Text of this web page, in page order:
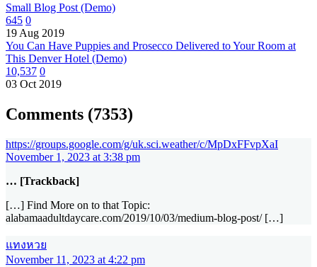
Small Blog Post (Demo)
645 0
19 Aug 2019
You Can Have Puppies and Prosecco Delivered to Your Room at
This Denver Hotel (Demo)
10,537 0
03 Oct 2019
Comments (7353)
https://groups.google.com/g/uk.sci.weather/c/MpDxFFvpXaI
November 1, 2023 at 3:38 pm
… [Trackback]
[…] Find More on to that Topic:
alabamaadultdaycare.com/2019/10/03/medium-blog-post/ […]
แทงหวย
November 11, 2023 at 4:22 pm